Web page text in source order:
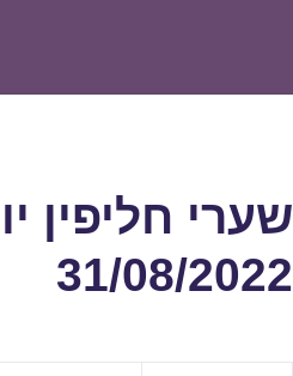
שערי חליפין
31/08/2022